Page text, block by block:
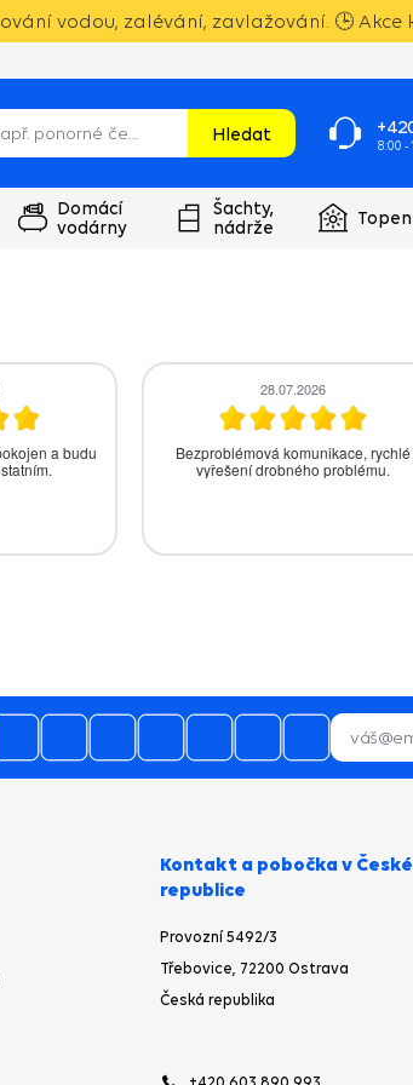
vodou, zalévání, zavlažování. 🕒 Akce
Hledat
8:00 -
Domácí
vodárny
Šachty,
nádrže
doručení
26.07.2026
K vodárně mohl být i manuál.
Kontakt a pobočka v České
republice
Provozní 5492/3
Třebovice, 72200 Ostrava
Česká republika